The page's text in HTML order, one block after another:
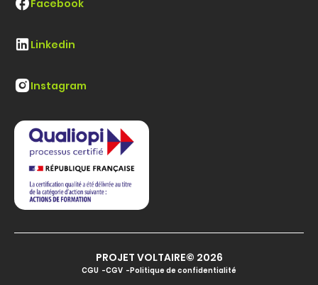
Facebook
Linkedin
Instagram
PROJET VOLTAIRE© 2026
CGU CGV Politique de confidentialité